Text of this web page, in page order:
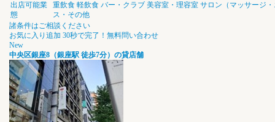
出店可能業
態
重飲食 軽飲食 バー・クラブ 美容室・理容室 サロン（マッサージ
ス・その他
諸条件はご相談ください
お気に入り追加 30秒で完了！無料問い合わせ
New
中央区銀座8（銀座駅 徒歩7分）の貸店舗